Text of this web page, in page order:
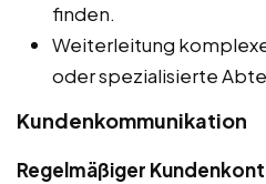
finden.
Weiterleitung
oder spezialisierte
Kundenkommunikation
Regelmäßiger